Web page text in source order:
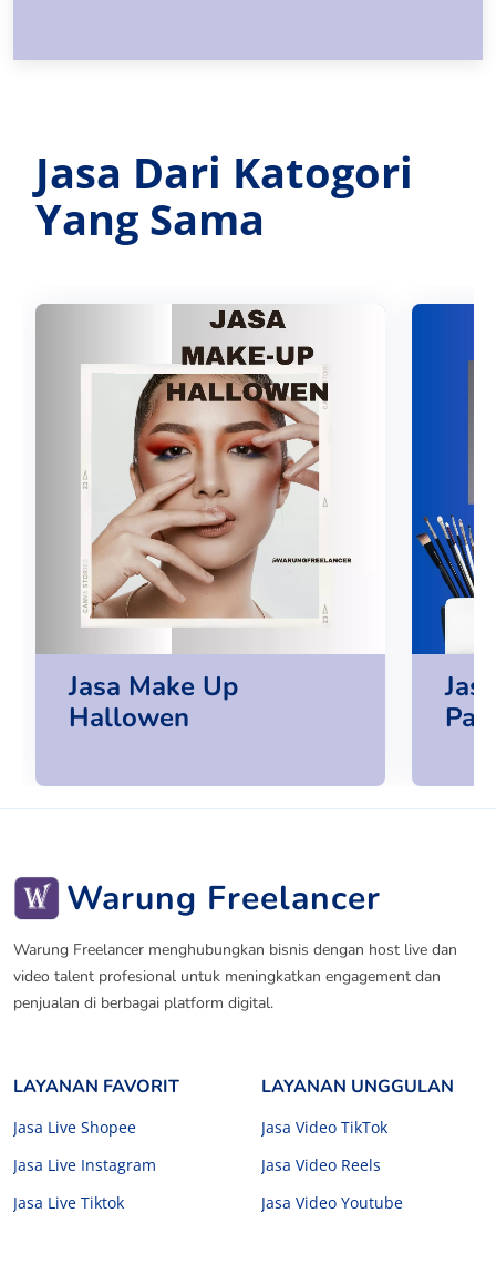
Jasa Dari Katogori
Yang Sama
Jasa Make Up
Hallowen
Warung Freelancer
Warung Freelancer menghubungkan bisnis dengan host live dan
video talent profesional untuk meningkatkan engagement dan
penjualan di berbagai platform digital.
LAYANAN FAVORIT
Jasa Live Shopee
Jasa Live Instagram
Jasa Live Tiktok
LAYANAN UNGGULAN
Jasa Video TikTok
Jasa Video Reels
Jasa Video Youtube